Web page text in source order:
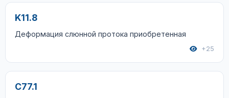
K11.8
Деформация слюнной протока приобретенная
+25
C77.1